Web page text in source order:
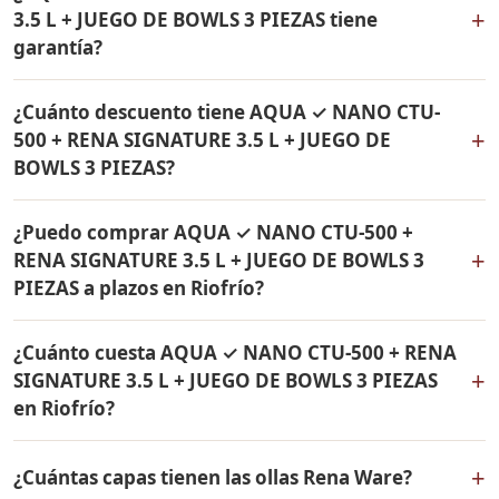
garantía de por vida.
Riofrío, Valle del Cauca y a todo Colombia. El pago es
contra entrega.
3.5 L + JUEGO DE BOWLS 3 PIEZAS tiene
garantía?
+
CTU-500 + RENA SIGNATURE 3.5 L + JUEGO DE BOWLS 3
PIEZAS tienen garantía de por vida contra defectos de
fabricación. Son productos originales Rena Ware
fabricados en acero inoxidable quirúrgico 18/10.
¿Cuánto descuento tiene AQUA ✓ NANO CTU-
500 + RENA SIGNATURE 3.5 L + JUEGO DE
BOWLS 3 PIEZAS?
+
JUEGO DE BOWLS 3 PIEZAS tiene un 36% de descuento.
Contáctame por WhatsApp para conocer el precio
actual. Aplica para Riofrío y todo Colombia.
¿Puedo comprar AQUA ✓ NANO CTU-500 +
RENA SIGNATURE 3.5 L + JUEGO DE BOWLS 3
PIEZAS a plazos en Riofrío?
+
SIGNATURE 3.5 L + JUEGO DE BOWLS 3 PIEZAS con solo
el 10% de inicial y pagar en cuotas mensuales de 12, 18
o 24 meses. Aplica para Riofrío y todo Colombia.
¿Cuánto cuesta AQUA ✓ NANO CTU-500 + RENA
SIGNATURE 3.5 L + JUEGO DE BOWLS 3 PIEZAS
en Riofrío?
+
3.5 L + JUEGO DE BOWLS 3 PIEZAS es el mismo en todo
¿Cuántas capas tienen las ollas Rena Ware? +